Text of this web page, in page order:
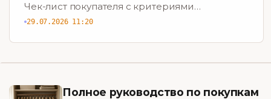
Чек-лист покупателя с критериями
безопасности и выгоды. Скачайте сейчас!
29.07.2026 11:20
Полное руководство по покупкам